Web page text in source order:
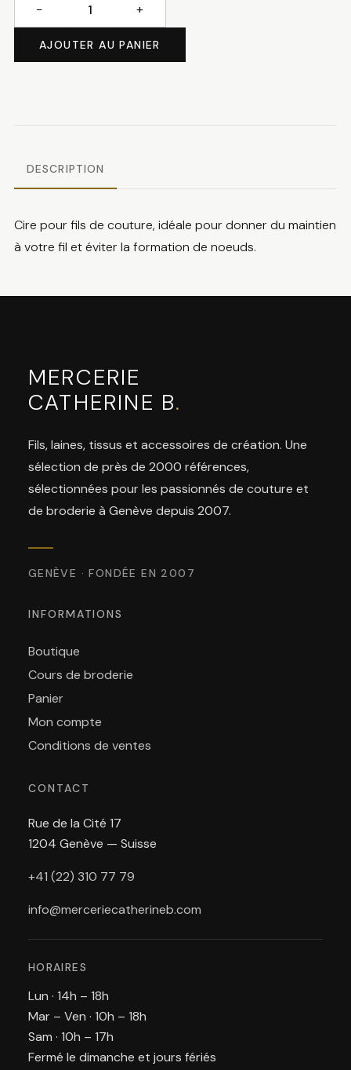
Cire
− +
AJOUTER AU PANIER
DESCRIPTION
Cire pour fils de couture, idéale pour donner du maintien
à votre fil et éviter la formation de noeuds.
MERCERIE
CATHERINE B.
Fils, laines, tissus et accessoires de création. Une
sélection de près de 2000 références,
sélectionnées pour les passionnés de couture et
de broderie à Genève depuis 2007.
GENÈVE · FONDÉE EN 2007
INFORMATIONS
Boutique
Cours de broderie
Panier
Mon compte
Conditions de ventes
CONTACT
Rue de la Cité 17
1204 Genève — Suisse
+41 (22) 310 77 79
info@merceriecatherineb.com
HORAIRES
Lun · 14h – 18h
Mar – Ven · 10h – 18h
Sam · 10h – 17h
Fermé le dimanche et jours fériés